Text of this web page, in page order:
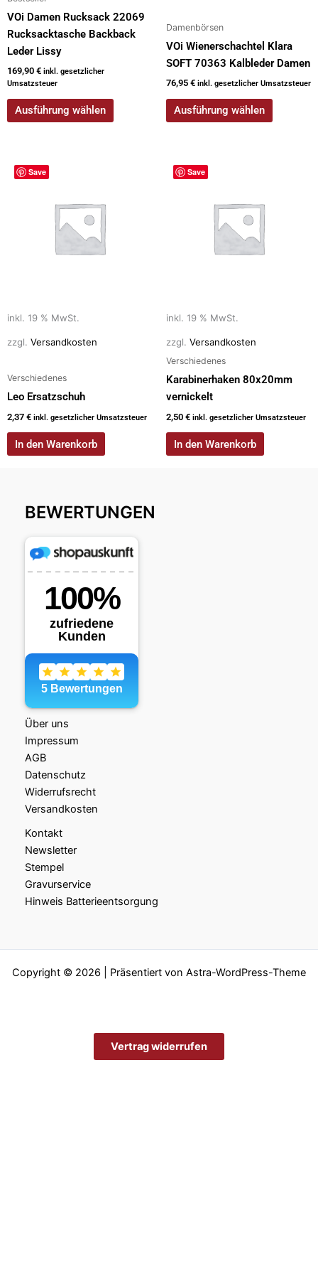
VOi Damen Rucksack 22069
Rucksacktasche Backback
Leder Lissy
169,90 € inkl. gesetzlicher
Umsatzsteuer
Ausführung wählen
werden
Damenbörsen
VOi Wienerschachtel Klara
SOFT 70363 Kalbleder Damen
76,95 € inkl. gesetzlicher Umsatzsteuer
Ausführung wählen
Save
inkl. 19 % MwSt.
zzgl. Versandkosten
Verschiedenes
Leo Ersatzschuh
2,37 € inkl. gesetzlicher Umsatzsteuer
In den Warenkorb
Save
inkl. 19 % MwSt.
zzgl. Versandkosten
Verschiedenes
Karabinerhaken 80x20mm
vernickelt
2,50 € inkl. gesetzlicher Umsatzsteuer
In den Warenkorb
BEWERTUNGEN
Über uns
Impressum
AGB
Datenschutz
Widerrufsrecht
Versandkosten
Kontakt
Newsletter
Stempel
Gravurservice
Hinweis Batterieentsorgung
Copyright © 2026 | Präsentiert von Astra-WordPress-Theme
Vertrag widerrufen